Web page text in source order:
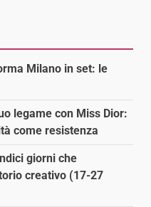
Milano in set: le
legame con Miss Dior:
come resistenza
giorni che
creativo (17-27